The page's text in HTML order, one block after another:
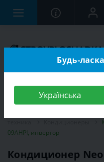
09AHPI, инвертор
Кондиционер
Будь-
Українська